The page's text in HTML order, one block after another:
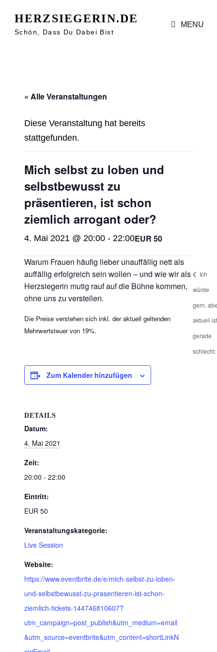
HERZSIEGERIN.DE
Schön, Dass Du Dabei Bist
MENU
« Alle Veranstaltungen
Diese Veranstaltung hat bereits
stattgefunden.
Mich selbst zu loben und
selbstbewusst zu
präsentieren, ist schon
ziemlich arrogant oder?
4. Mai 2021 @ 20:00 - 22:00EUR 50
Warum Frauen häufig lieber unauffällig nett als
auffällig erfolgreich sein wollen – und wie wir als
Herzsiegerin mutig rauf auf die Bühne kommen,
ohne uns zu verstellen.
Die Preise verstehen sich inkl. der aktuell geltenden
Mehrwertsteuer von 19%.
Zum Kalender hinzufügen
DETAILS
Datum:
4. Mai 2021
Zeit:
20:00 - 22:00
Eintritt:
EUR 50
Veranstaltungskategorie:
Live Session
Website:
https://www.eventbrite.de/e/mich-selbst-zu-loben-
und-selbstbewusst-zu-prasentieren-ist-schon-
ziemlich-tickets-144746810607?
utm_campaign=post_publish&utm_medium=email
&utm_source=eventbrite&utm_content=shortLinkN
Ich
würde
gern,
aktuell ist
gerade